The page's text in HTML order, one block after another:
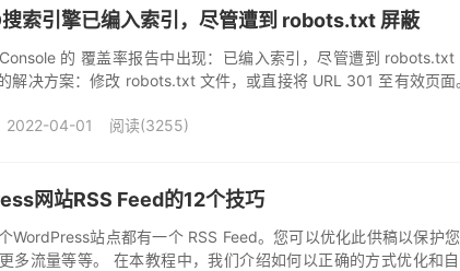
索引擎已编入索引，尽管遭到 robots.txt 屏蔽
的 覆盖率报告中出现：已编入索引，尽管遭到 robots.txt
解决方案：修改 robots.txt 文件，或直接将 URL 301 至有效页面
2022-04-01 阅读(3255)
网站RSS Feed的12个技巧
WordPress站点都有一个 RSS Feed。您可以优化此供稿以保护您
多流量等等。 在本教程中，我们介绍如何以正确的方式优化和自